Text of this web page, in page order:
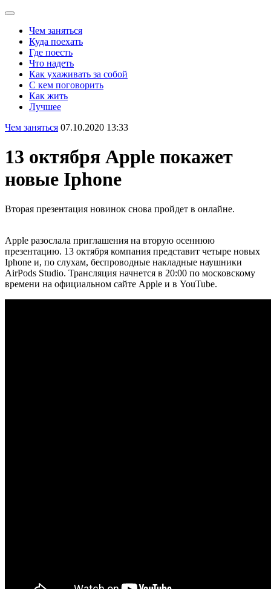
Чем заняться
Куда поехать
Где поесть
Что надеть
Как ухаживать за собой
С кем поговорить
Как жить
Лучшее
Чем заняться 07.10.2020 13:33
13 октября Apple покажет
новые Iphone
Вторая презентация новинок снова пройдет в онлайне.
Apple разослала приглашения на вторую осеннюю
презентацию. 13 октября компания представит четыре новых
Iphone и, по слухам, беспроводные накладные наушники
AirPods Studio. Трансляция начнется в 20:00 по московскому
времени на официальном сайте Apple и в YouTube.